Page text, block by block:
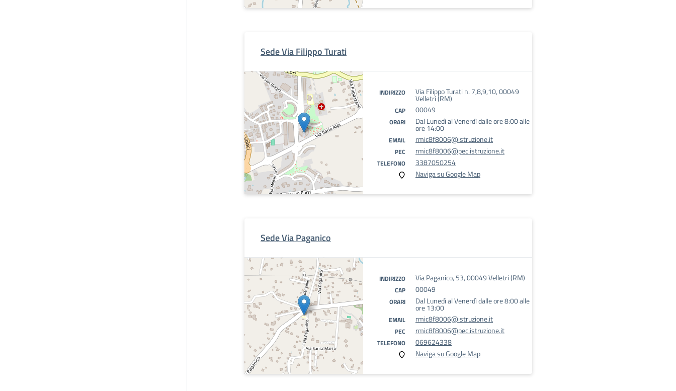
Sede Via Filippo Turati
INDIRIZZO Via Filippo Turati n. 7,8,9,10, 00049
Velletri (RM)
CAP 00049
ORARI Dal Lunedì al Venerdì dalle ore 8:00 alle
ore 14:00
EMAIL rmic8f8006@istruzione.it
PEC rmic8f8006@pec.istruzione.it
TELEFONO
3387050254
Naviga su Google Map
Sede Via Paganico
INDIRIZZO Via Paganico, 53, 00049 Velletri (RM)
CAP 00049
ORARI Dal Lunedì al Venerdì dalle ore 8:00 alle
ore 13:00
EMAIL rmic8f8006@istruzione.it
PEC rmic8f8006@pec.istruzione.it
TELEFONO
069624338
Naviga su Google Map